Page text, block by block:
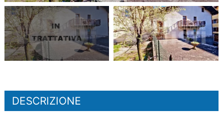
DESCRIZIONE